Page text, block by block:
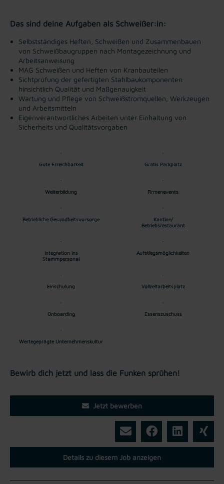
Das sind deine Aufgaben als Schweißer:in:
Selbstständiges Heften, Schweißen und Zusammenbauen
von Schweißbaugruppen nach Montagezeichnung und
Arbeitsanweisung
MAG Schweißen und Heften von Kranbauteilen
Sichtprüfung der gefertigten Stahlbaukomponenten
hinsichtlich Qualität und Maßgenauigkeit
Wartung und Pflege von Schweißstromquellen, Werkzeugen
und Arbeitsmitteln
Eigenverantwortliches Arbeiten unter Einhaltung von
Sicherheits und Qualitätsvorgaben
Gute Erreichbarkeit Gratis Parkplatz
Weiterbildung Firmenevents
Betriebliche Gesundheitsvorsorge
Kantine/
Betriebsrestaurant
Integration ins
Stammpersonal
Aufstiegsmöglichkeiten
Einschulung Vollzeitarbeitsplatz
Onboarding Essenszuschuss
Wertegeprägte Unternehmenskultur
Bewirb dich jetzt und lass die Funken sprühen!
Jetzt bewerben
Details zu diesem Job anzeigen